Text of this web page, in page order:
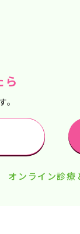
ら
オンライン診療